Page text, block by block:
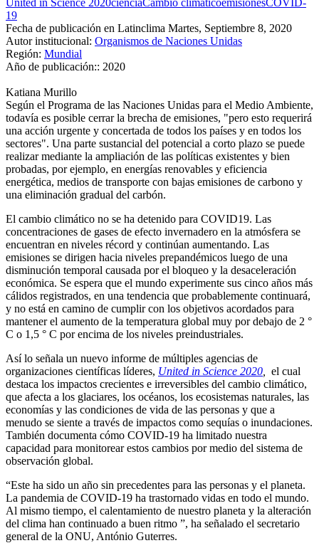
United in Science 2020cienciaCambio climáticoemisionesCOVID-
19
Fecha de publicación en Latinclima Martes, Septiembre 8, 2020
Autor institucional: Organismos de Naciones Unidas
Región: Mundial
Año de publicación:: 2020
Katiana Murillo
Según el Programa de las Naciones Unidas para el Medio Ambiente,
todavía es posible cerrar la brecha de emisiones, "pero esto requerirá
una acción urgente y concertada de todos los países y en todos los
sectores". Una parte sustancial del potencial a corto plazo se puede
realizar mediante la ampliación de las políticas existentes y bien
probadas, por ejemplo, en energías renovables y eficiencia
energética, medios de transporte con bajas emisiones de carbono y
una eliminación gradual del carbón.
El cambio climático no se ha detenido para COVID19. Las
concentraciones de gases de efecto invernadero en la atmósfera se
encuentran en niveles récord y continúan aumentando. Las
emisiones se dirigen hacia niveles prepandémicos luego de una
disminución temporal causada por el bloqueo y la desaceleración
económica. Se espera que el mundo experimente sus cinco años más
cálidos registrados, en una tendencia que probablemente continuará,
y no está en camino de cumplir con los objetivos acordados para
mantener el aumento de la temperatura global muy por debajo de 2 °
C o 1,5 ° C por encima de los niveles preindustriales.
Así lo señala un nuevo informe de múltiples agencias de
organizaciones científicas líderes, United in Science 2020
el cual
destaca los impactos crecientes e irreversibles del cambio climático,
que afecta a los glaciares, los océanos, los ecosistemas naturales, las
economías y las condiciones de vida de las personas y que a
menudo se siente a través de impactos como sequías o inundaciones.
También documenta cómo COVID-19 ha limitado nuestra
capacidad para monitorear estos cambios por medio del sistema de
observación global.
“Este ha sido un año sin precedentes para las personas y el planeta.
La pandemia de COVID-19 ha trastornado vidas en todo el mundo.
Al mismo tiempo, el calentamiento de nuestro planeta y la alteración
del clima han continuado a buen ritmo ”, ha señalado el secretario
general de la ONU, António Guterres.